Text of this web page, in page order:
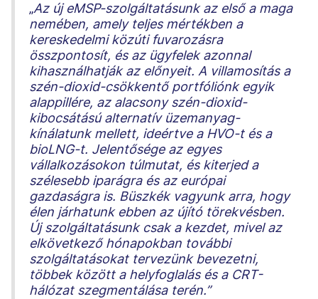
„Az új eMSP-szolgáltatásunk az első a maga
nemében, amely teljes mértékben a
kereskedelmi közúti fuvarozásra
összpontosít, és az ügyfelek azonnal
kihasználhatják az előnyeit. A villamosítás a
szén-dioxid-csökkentő portfóliónk egyik
alappillére, az alacsony szén-dioxid-
kibocsátású alternatív üzemanyag-
kínálatunk mellett, ideértve a HVO-t és a
bioLNG-t. Jelentősége az egyes
vállalkozásokon túlmutat, és kiterjed a
szélesebb iparágra és az európai
gazdaságra is. Büszkék vagyunk arra, hogy
élen járhatunk ebben az újító törekvésben.
Új szolgáltatásunk csak a kezdet, mivel az
elkövetkező hónapokban további
szolgáltatásokat tervezünk bevezetni,
többek között a helyfoglalás és a CRT-
hálózat szegmentálása terén.”